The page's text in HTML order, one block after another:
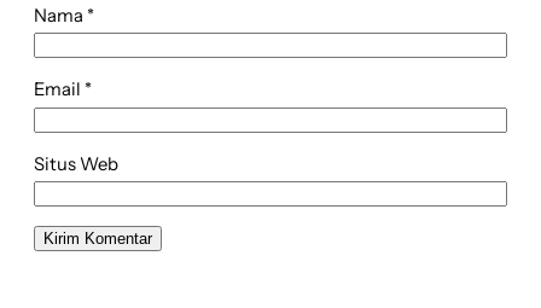
Nama *
Email *
Situs Web